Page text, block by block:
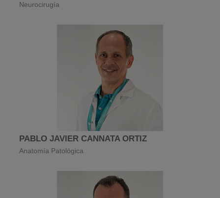
Neurocirugía
PABLO JAVIER CANNATA ORTIZ
Anatomía Patológica